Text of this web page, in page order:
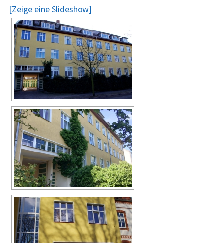
Aussenansichten
Projekte
Kontakt
Anfahrtsplan
Links
Impressum /
Datenschutz
[Zeige eine Slideshow]